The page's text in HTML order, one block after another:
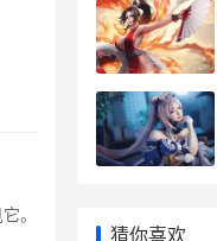
。
猜你喜欢